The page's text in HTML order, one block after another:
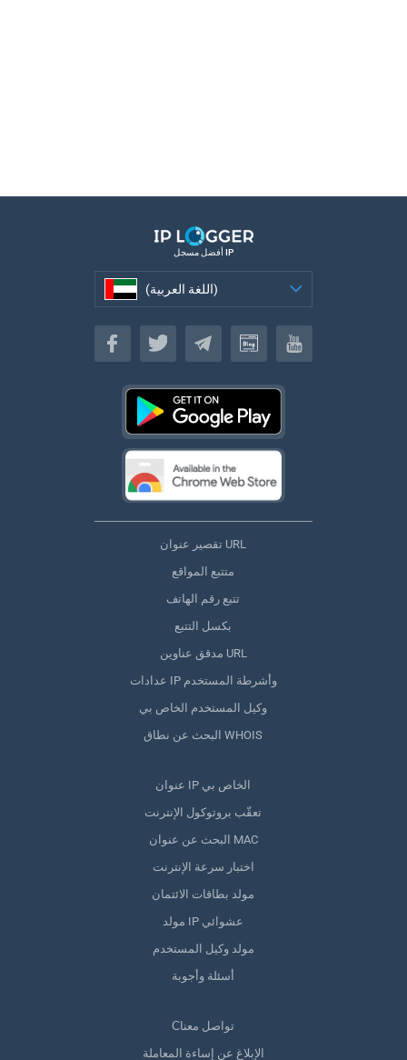
أفضل مسجل IP
(اللغة العربية)
(اللغة العربية)
تقصير عنوان URL
متتبع المواقع
تتبع رقم الهاتف
بكسل التتبع
مدقق عناوين URL
عدادات IP وأشرطة المستخدم
وكيل المستخدم الخاص بي
البحث عن نطاق WHOIS
عنوان IP الخاص بي
تعقّب بروتوكول الإنترنت
البحث عن عنوان MAC
اختبار سرعة الإنترنت
مولد بطاقات الائتمان
مولد IP عشوائي
مولد وكيل المستخدم
أسئلة وأجوبة
Сتواصل معنا
الإبلاغ عن إساءة المعاملة